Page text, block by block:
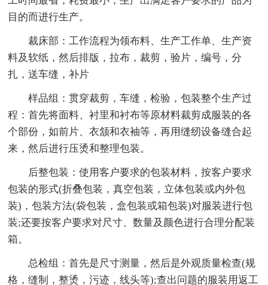
目的而进行生产。
裁床部：工作流程为领布料、生产工作单、生产资
料及软纸，然后排版，拉布，裁剪，验片，编号，分
扎，送车缝，补片
样品组：贯穿裁剪，车缝，检验，包装整个生产过
程：首先将面料、衬里和衬布等原材料裁剪成服装的各
个部份，如前片、衣颔和衣袖等，再用缝纫设备缝合起
来，然后进行压烫和整理包装。
后整包装：使用客户要求的包装材料，按客户要求
包装的形式(折叠包装，真空包装，立体包装或内外包
装)，包装方法(袋包装，盒包装或箱包装)对服装进行包
装;还要按客户要求对尺寸、数量及颜色进行合理分配装
箱。
总检组：首先是尺寸测量，然后是外观质量检查(规
格，缝制，整烫，污迹，线头等);查出问题的服装用返工